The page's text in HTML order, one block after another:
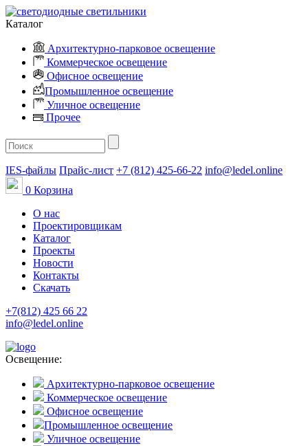
Каталог
Архитектурно-парковое освещение
Коммерческое освещение
Офисное освещение
Промышленное освещение
Уличное освещение
Прочее
IES-файлы Прайс-лист +7 (812) 425-66-22 info@ledel.online
0 Корзина
О нас
Проектировщикам
Каталог
Проекты
Новости
Контакты
Скачать
+7(812) 425 66 22
info@ledel.online
Освещение:
Архитектурно-парковое освещение
Коммерческое освещение
Офисное освещение
Промышленное освещение
Уличное освещение